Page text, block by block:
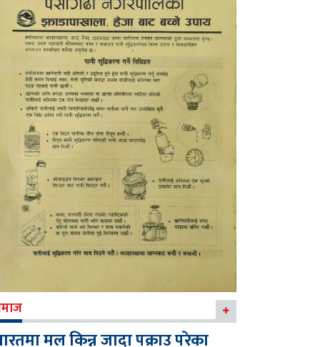
मल किन्न जादा पक्राउ परेका